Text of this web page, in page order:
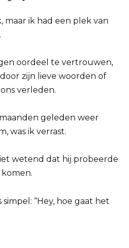
maar ik had een plek van
oordeel te vertrouwen,
zijn lieve woorden of
verleden.
geleden weer
was ik verrast.
wetend dat hij probeerde
“Hey, hoe gaat het